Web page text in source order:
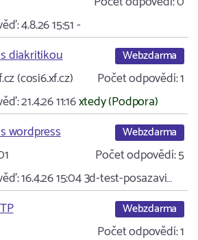
4.8.26 15:51-
diakritikou
Webzdarma
(cosi6.xf.cz) Počet odpovědí:1
21.4.26 11:16xtedy (Podpora)
wordpress
Webzdarma
Počet odpovědí:5
16.4.26 15:043d-test-posazavi…
Webzdarma
Počet odpovědí:1